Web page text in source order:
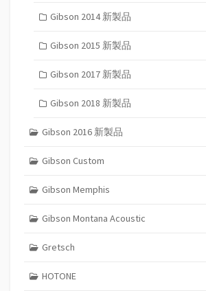
Gibson 2014 新製品
Gibson 2015 新製品
Gibson 2017 新製品
Gibson 2018 新製品
Gibson 2016 新製品
Gibson Custom
Gibson Memphis
Gibson Montana Acoustic
Gretsch
HOTONE